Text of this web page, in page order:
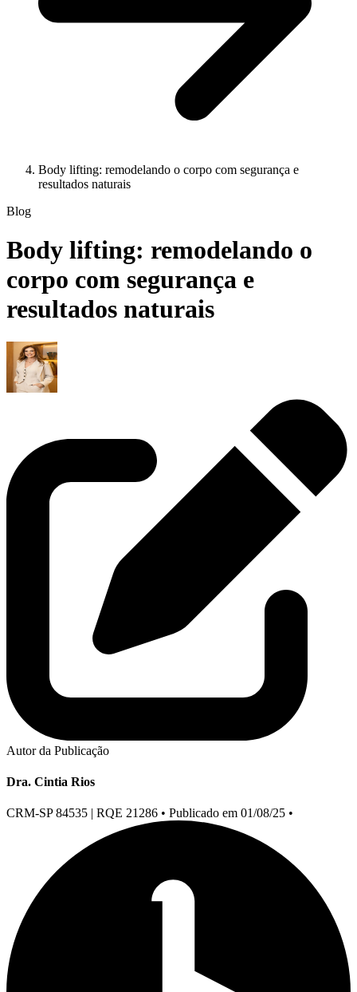
Body lifting: remodelando o corpo com segurança e
resultados naturais
Blog
Body lifting: remodelando o
corpo com segurança e
resultados naturais
Autor da Publicação
Dra. Cintia Rios
CRM-SP 84535 | RQE 21286 • Publicado em 01/08/25 •